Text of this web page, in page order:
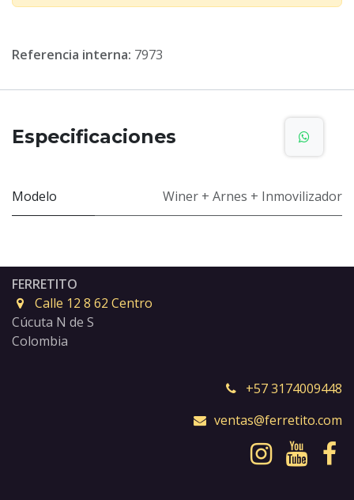
Referencia interna: 7973
Especificaciones
Modelo Winer + Arnes + Inmovilizador
FERRETITO
Calle 12 8 62 Centro
Cúcuta N de S
Colombia
+57 3174009448
ventas@ferretito.com